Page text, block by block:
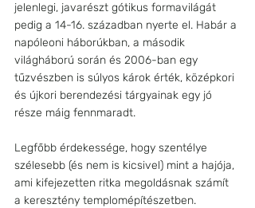
jelenlegi, javarészt gótikus formavilágát
pedig a 14-16. században nyerte el. Habár a
napóleoni háborúkban, a második
világháború során és 2006-ban egy
tűzvészben is súlyos károk érték, középkori
és újkori berendezési tárgyainak egy jó
része máig fennmaradt.
Legfőbb érdekessége, hogy szentélye
szélesebb (és nem is kicsivel) mint a hajója,
ami kifejezetten ritka megoldásnak számít
a keresztény templomépítészetben.